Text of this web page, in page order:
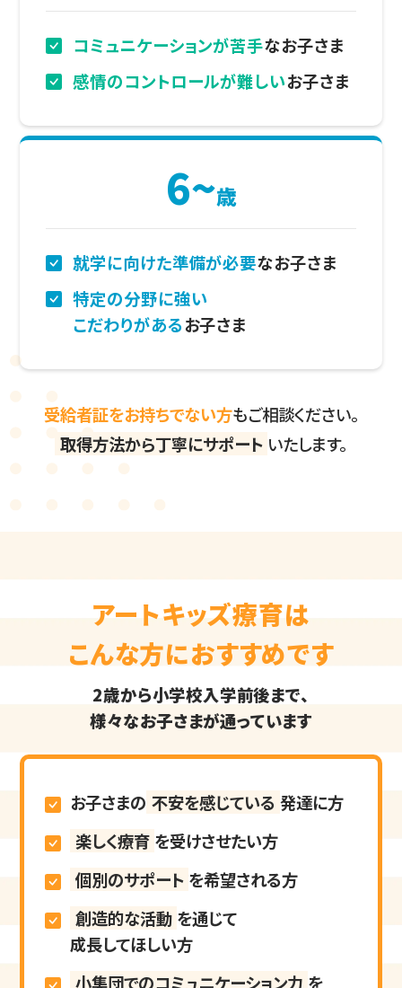
コミュニケーションが苦手なお子さま
感情のコントロールが難しいお子さま
6~歳
就学に向けた準備が必要なお子さま
特定の分野に強い
こだわりがあるお子さま
受給者証をお持ちでない方もご相談ください。
取得方法から丁寧にサポート いたします。
アートキッズ療育は
こんな方におすすめです
2歳から小学校入学前後まで、
様々なお子さまが通っています
お子さまの 不安を感じている 発達に方
楽しく療育 を受けさせたい方
個別のサポート を希望される方
創造的な活動 を通じて
成長してほしい方
小集団でのコミュニケーション力 を